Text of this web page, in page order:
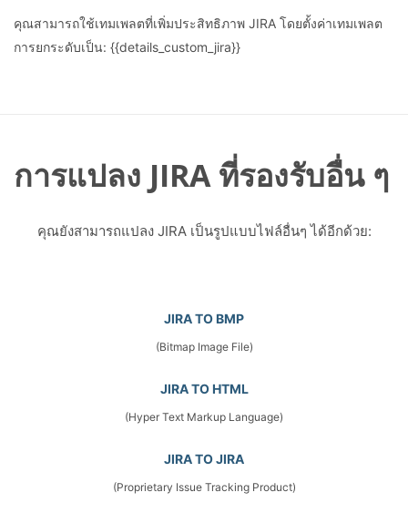
คุณสามารถใช้เทมเพลตที่เพิ่มประสิทธิภาพ JIRA โดยตั้งค่าเทมเพลต
การยกระดับเป็น: {{details_custom_jira}}
การแปลง JIRA ที่รองรับอื่น ๆ
คุณยังสามารถแปลง JIRA เป็นรูปแบบไฟล์อื่นๆ ได้อีกด้วย:
JIRA TO BMP
(Bitmap Image File)
JIRA TO HTML
(Hyper Text Markup Language)
JIRA TO JIRA
(Proprietary Issue Tracking Product)